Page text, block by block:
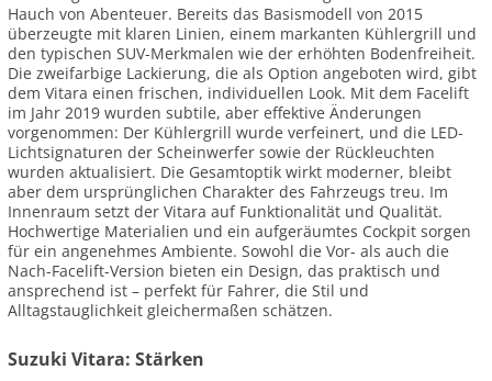
Hauch von Abenteuer. Bereits das Basismodell von 2015
überzeugte mit klaren Linien, einem markanten Kühlergrill und
den typischen SUV-Merkmalen wie der erhöhten Bodenfreiheit.
Die zweifarbige Lackierung, die als Option angeboten wird, gibt
dem Vitara einen frischen, individuellen Look. Mit dem Facelift
im Jahr 2019 wurden subtile, aber effektive Änderungen
vorgenommen: Der Kühlergrill wurde verfeinert, und die LED-
Lichtsignaturen der Scheinwerfer sowie der Rückleuchten
wurden aktualisiert. Die Gesamtoptik wirkt moderner, bleibt
aber dem ursprünglichen Charakter des Fahrzeugs treu. Im
Innenraum setzt der Vitara auf Funktionalität und Qualität.
Hochwertige Materialien und ein aufgeräumtes Cockpit sorgen
für ein angenehmes Ambiente. Sowohl die Vor- als auch die
Nach-Facelift-Version bieten ein Design, das praktisch und
ansprechend ist – perfekt für Fahrer, die Stil und
Alltagstauglichkeit gleichermaßen schätzen.
Suzuki Vitara: Stärken